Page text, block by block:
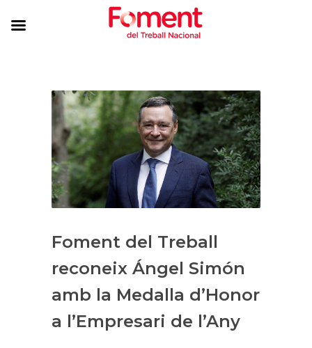
Foment del Treball
reconeix Ángel Simón
amb la Medalla d’Honor
a l’Empresari de l’Any